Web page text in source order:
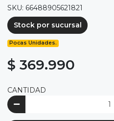
SKU: 66488905621821
Stock por sucursal
Pocas Unidades.
$ 369.990
CANTIDAD